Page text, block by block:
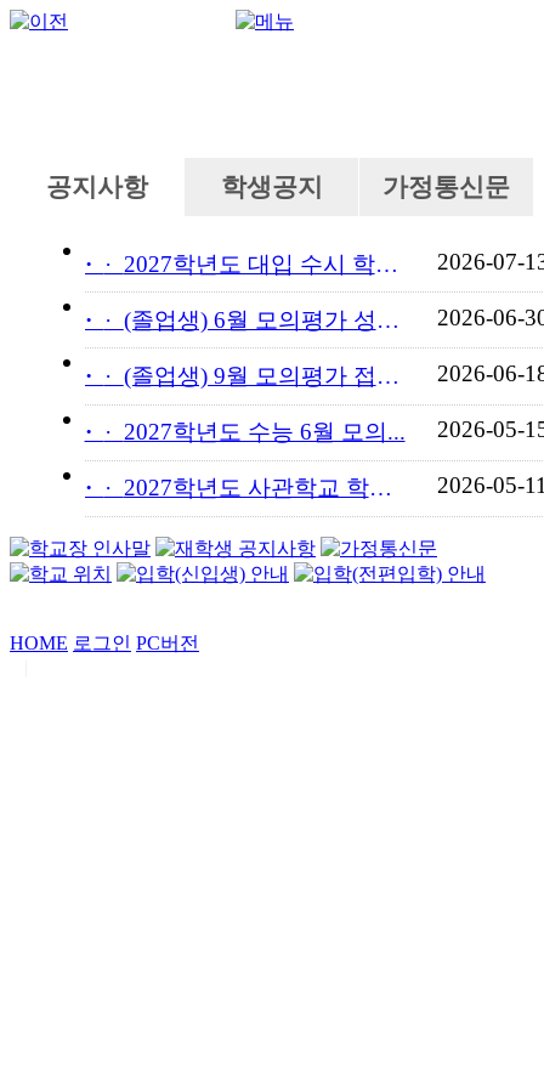
공지사항 학생공지 가정통신문
· 2027학년도 대입 수시 학교... 2026-07-
· (졸업생) 6월 모의평가 성적... 2026-06-
· (졸업생) 9월 모의평가 접수... 2026-06-
· 2027학년도 수능 6월 모의... 2026-05-
· 2027학년도 사관학교 학교장... 2026-05-
HOME 로그인 PC버전